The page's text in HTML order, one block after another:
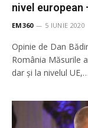
nivel european
EM360 5 IUNIE 2020
Opinie de Dan
România Măsurile
dar și la nivelul UE,…